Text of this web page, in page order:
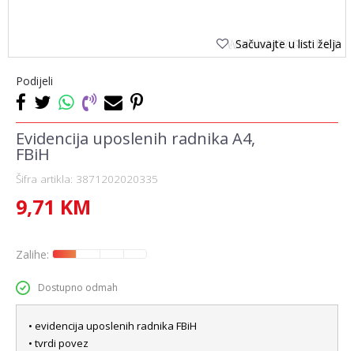
Sačuvajte u listi želja
Podijeli
Evidencija uposlenih radnika A4,
FBiH
Šifra artikla: 3871202020335
9,71 KM
Zalihe:
Dostupno odmah
• evidencija uposlenih radnika FBiH
• tvrdi povez